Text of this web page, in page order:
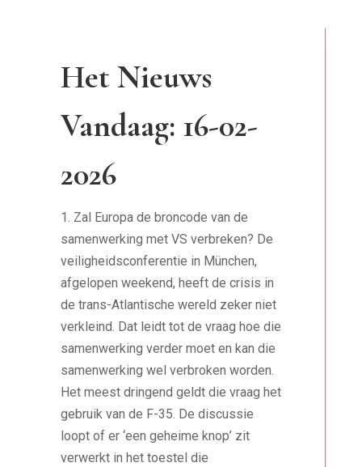
Het Nieuws
Vandaag: 16-02-
2026
1. Zal Europa de broncode van de
samenwerking met VS verbreken? De
veiligheidsconferentie in München,
afgelopen weekend, heeft de crisis in
de trans-Atlantische wereld zeker niet
verkleind. Dat leidt tot de vraag hoe die
samenwerking verder moet en kan die
samenwerking wel verbroken worden.
Het meest dringend geldt die vraag het
gebruik van de F-35. De discussie
loopt of er ‘een geheime knop’ zit
verwerkt in het toestel die